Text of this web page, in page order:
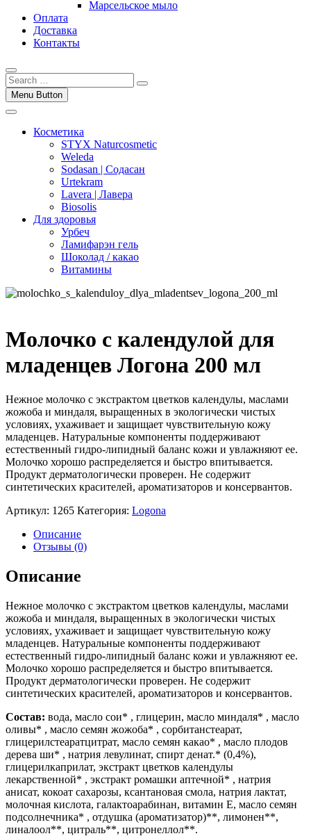
Марсельское мыло
Оплата
Доставка
Контакты
Menu Button
Косметика
STYX Naturcosmetic
Weleda
Sodasan | Содасан
Urtekram
Lavera | Лавера
Biosolis
Для здоровья
Урбеч
Ламифарэн гель
Шоколад / какао
Витамины
Молочко с календулой для
младенцев Логона 200 мл
Нежное молочко с экстрактом цветков календулы, маслами
жожоба и миндаля, выращенных в экологически чистых
условиях, ухаживает и защищает чувствительную кожу
младенцев. Натуральные компоненты поддерживают
естественный гидро-липидный баланс кожи и увлажняют ее.
Молочко хорошо распределяется и быстро впитывается.
Продукт дерматологически проверен. Не содержит
синтетических красителей, ароматизаторов и консервантов.
Артикул: 1265 Категория: Logona
Описание
Отзывы (0)
Описание
Нежное молочко с экстрактом цветков календулы, маслами
жожоба и миндаля, выращенных в экологически чистых
условиях, ухаживает и защищает чувствительную кожу
младенцев. Натуральные компоненты поддерживают
естественный гидро-липидный баланс кожи и увлажняют ее.
Молочко хорошо распределяется и быстро впитывается.
Продукт дерматологически проверен. Не содержит
синтетических красителей, ароматизаторов и консервантов.
Состав: вода, масло сои* , глицерин, масло миндаля* , масло
оливы* , масло семян жожоба* , сорбитанстеарат,
глицерилстеаратцитрат, масло семян какао* , масло плодов
дерева ши* , натрия левулинат, спирт денат.* (0,4%),
глицерилкаприлат, экстракт цветков календулы
лекарственной* , экстракт ромашки аптечной* , натрия
анисат, кокоат сахарозы, ксантановая смола, натрия лактат,
молочная кислота, галактоарабинан, витамин Е, масло семян
подсолнечника* , отдушка (ароматизатор)**, лимонен**,
линалоол**, цитраль**, цитронеллол**.